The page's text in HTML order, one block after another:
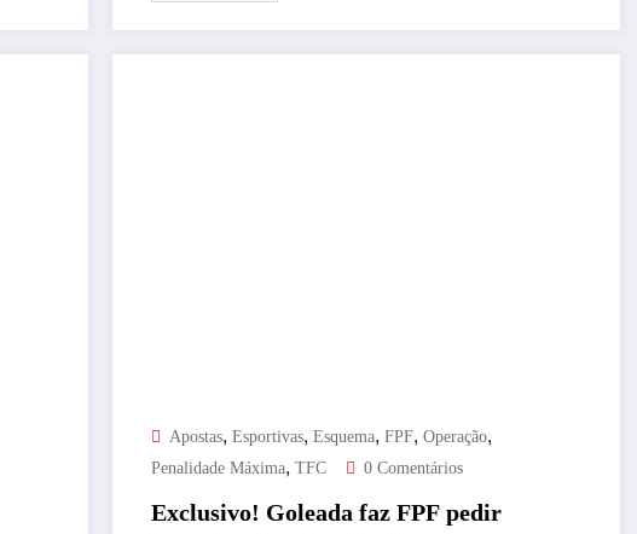
Apostas, Esportivas, Esquema, FPF, Operação,
Penalidade Máxima, TFC 0 Comentários
Exclusivo! Goleada faz FPF pedir